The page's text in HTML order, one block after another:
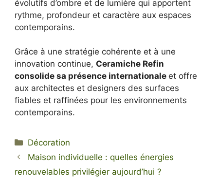
évolutifs d’ombre et de lumière qui apportent
rythme, profondeur et caractère aux espaces
contemporains.
Grâce à une stratégie cohérente et à une
innovation continue, Ceramiche Refin
consolide sa présence internationale et offre
aux architectes et designers des surfaces
fiables et raffinées pour les environnements
contemporains.
Categories
Décoration
Maison individuelle : quelles énergies
renouvelables privilégier aujourd’hui ?